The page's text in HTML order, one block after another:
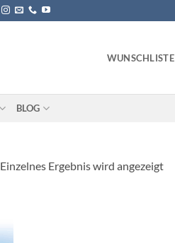
WUNSCHLISTE
BLOG
Einzelnes Ergebnis wird angezeigt